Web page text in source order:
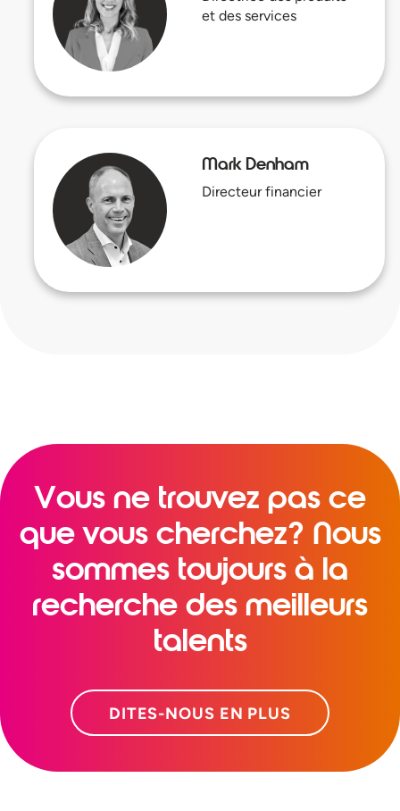
et des services
Mark Denham
Directeur financier
Vous ne trouvez pas ce
que vous cherchez? Nous
sommes toujours à la
recherche des meilleurs
talents
DITES-NOUS EN PLUS